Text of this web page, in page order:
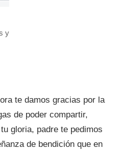
y
te damos gracias por la
de poder compartir,
gloria, padre te pedimos
de bendición que en